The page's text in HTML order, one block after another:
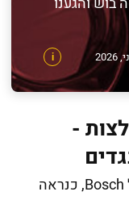
i
-
אם הגעתם לחפש מכונת כביסה של Bosch, כנראה